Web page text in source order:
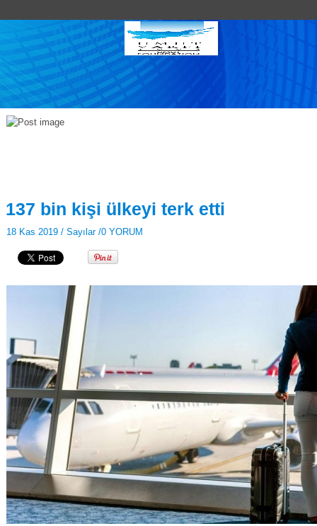
137 bin kişi ülkeyi terk etti
18 Kas 2019 / Sayılar/0 YORUM